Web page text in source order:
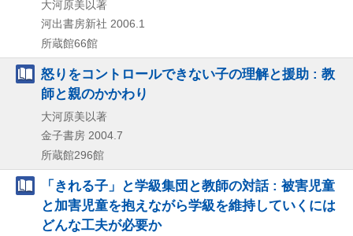
大河原美以著
河出書房新社 2006.1
所蔵館66館
怒りをコントロールできない子の理解と援助 : 教
師と親のかかわり
大河原美以著
金子書房 2004.7
所蔵館296館
「きれる子」と学級集団と教師の対話 : 被害児童
と加害児童を抱えながら学級を維持していくには
どんな工夫が必要か